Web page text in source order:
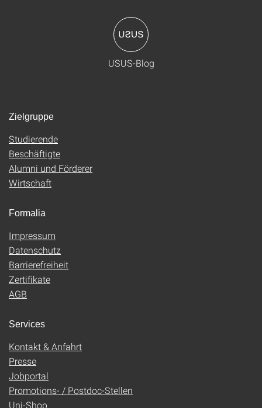
USUS-Blog
Zielgruppe
Studierende
Beschäftigte
Alumni und Förderer
Wirtschaft
Formalia
Impressum
Datenschutz
Barrierefreiheit
Zertifikate
AGB
Services
Kontakt & Anfahrt
Presse
Jobportal
Promotions- / Postdoc-Stellen
Uni-Shop